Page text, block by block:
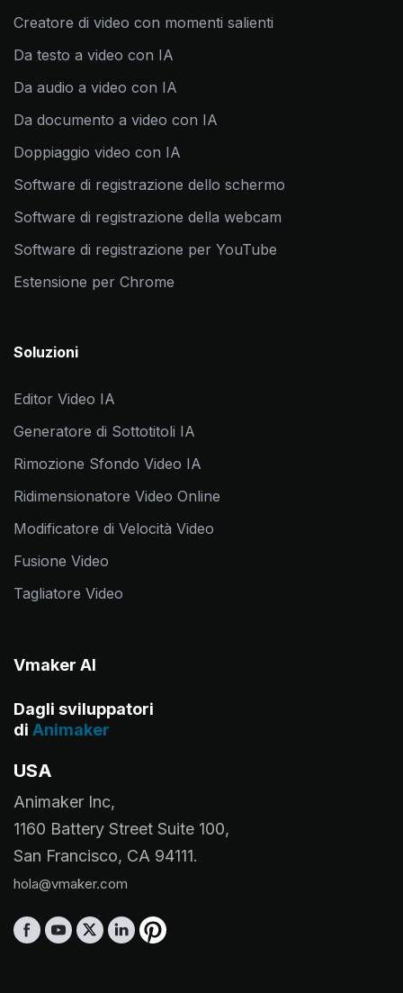
Creatore di video con momenti salienti
Da testo a video con IA
Da audio a video con IA
Da documento a video con IA
Doppiaggio video con IA
Software di registrazione dello schermo
Software di registrazione della webcam
Software di registrazione per YouTube
Estensione per Chrome
Soluzioni
Editor Video IA
Generatore di Sottotitoli IA
Rimozione Sfondo Video IA
Ridimensionatore Video Online
Modificatore di Velocità Video
Fusione Video
Tagliatore Video
Vmaker AI
Dagli sviluppatori
di Animaker
USA
Animaker Inc,
1160 Battery Street Suite 100,
San Francisco, CA 94111.
hola@vmaker.com